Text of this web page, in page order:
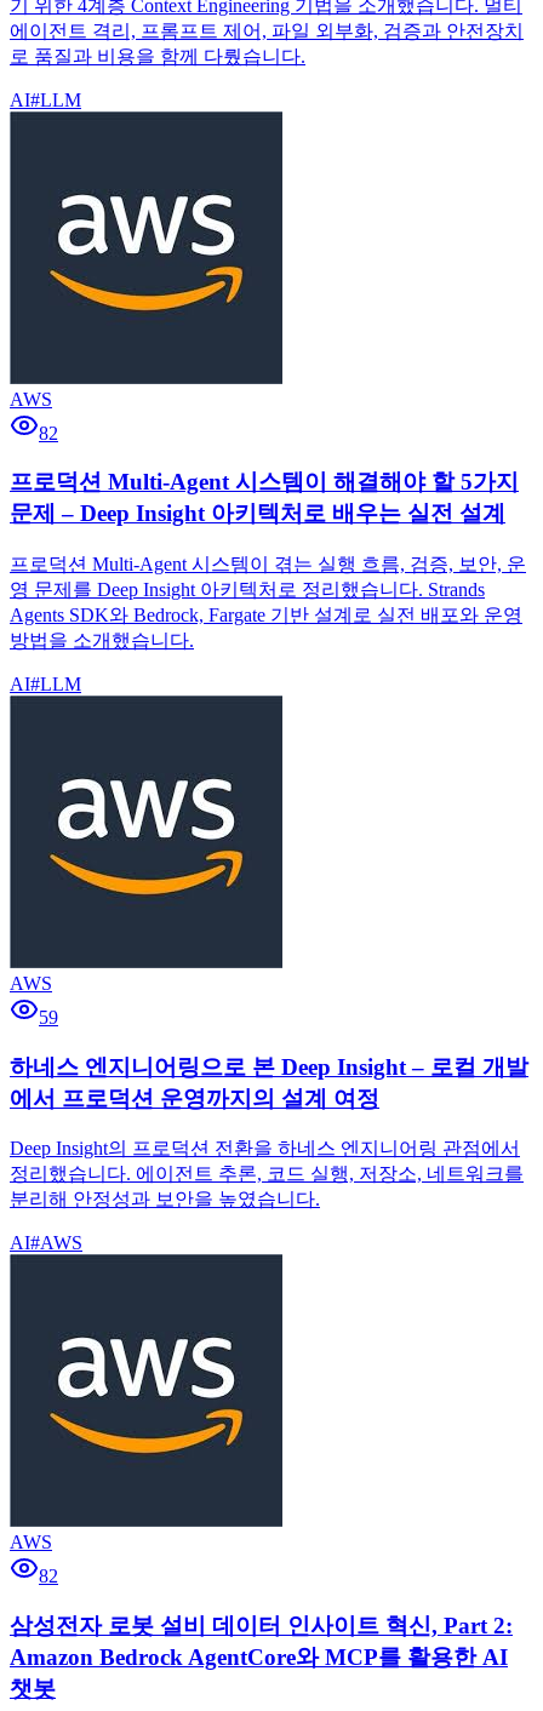
기 위한 4계층 Context Engineering 기법을 소개했습니다. 멀티
에이전트 격리, 프롬프트 제어, 파일 외부화, 검증과 안전장치
로 품질과 비용을 함께 다뤘습니다.
AI#LLM
AWS
82
프로덕션 Multi-Agent 시스템이 해결해야 할 5가지
문제 – Deep Insight 아키텍처로 배우는 실전 설계
프로덕션 Multi-Agent 시스템이 겪는 실행 흐름, 검증, 보안, 운
영 문제를 Deep Insight 아키텍처로 정리했습니다. Strands
Agents SDK와 Bedrock, Fargate 기반 설계로 실전 배포와 운영
방법을 소개했습니다.
AI#LLM
AWS
59
하네스 엔지니어링으로 본 Deep Insight – 로컬 개발
에서 프로덕션 운영까지의 설계 여정
Deep Insight의 프로덕션 전환을 하네스 엔지니어링 관점에서
정리했습니다. 에이전트 추론, 코드 실행, 저장소, 네트워크를
분리해 안정성과 보안을 높였습니다.
AI#AWS
AWS
82
삼성전자 로봇 설비 데이터 인사이트 혁신, Part 2:
Amazon Bedrock AgentCore와 MCP를 활용한 AI
챗봇